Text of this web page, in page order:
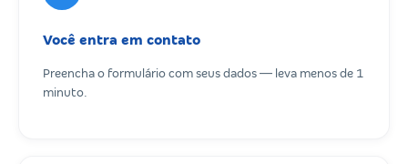
Você entra em contato
Preencha o formulário com seus dados — leva menos de 1
minuto.